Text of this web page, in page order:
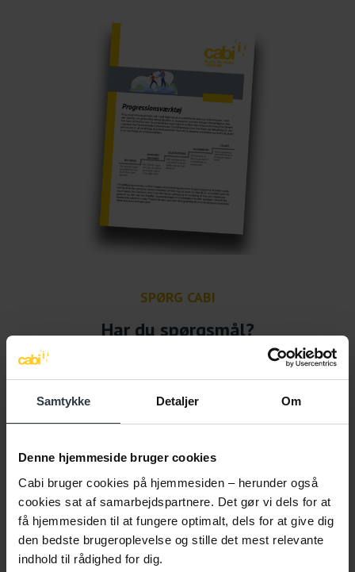
Samtykke Detaljer Om
Denne hjemmeside bruger cookies
Cabi bruger cookies på hjemmesiden – herunder også
cookies sat af samarbejdspartnere. Det gør vi dels for at
få hjemmesiden til at fungere optimalt, dels for at give dig
den bedste brugeroplevelse og stille det mest relevante
indhold til rådighed for dig.
SPØRG CABI
Har du spørgsmål?
Denne service er gratis for dig, fordi Cabi får offentlige